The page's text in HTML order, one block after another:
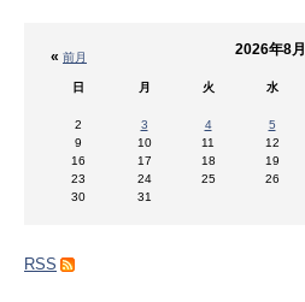
« 前月 2026年8月
日 月 火 水
2
3 4 5
9
10 11 12
16
17 18 19
23
24 25 26
30
31
RSS